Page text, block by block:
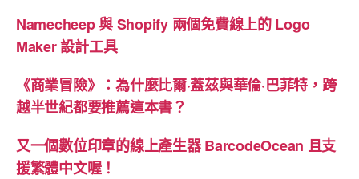
免
費
站
–
AI”
Namecheep 與 Shopify 兩個免費線上的 Logo
Maker 設計工具
《商業冒險》：為什麼比爾·蓋茲與華倫·巴菲特，跨
越半世紀都要推薦這本書？
又一個數位印章的線上產生器 BarcodeOcean 且支
援繁體中文喔！